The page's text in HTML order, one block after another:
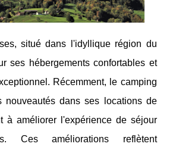
situé dans l'idyllique région du
ses hébergements confortables et
Récemment, le camping
nouveautés dans ses locations de
à améliorer l'expérience de séjour
Ces améliorations reflètent